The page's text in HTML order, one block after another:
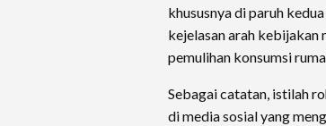
khususnya di paruh
kejelasan arah
pemulihan konsumsi
Sebagai catatan, istilah
di media sosial yang